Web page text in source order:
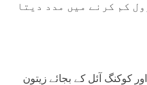
کم کرنے میں مدد دیتا
کوکنگ آئل کے بجائے زیتون